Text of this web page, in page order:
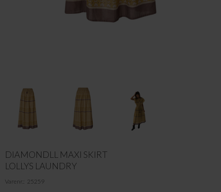
DIAMONDLL MAXI SKIRT
LOLLYS LAUNDRY
Varenr. 25259